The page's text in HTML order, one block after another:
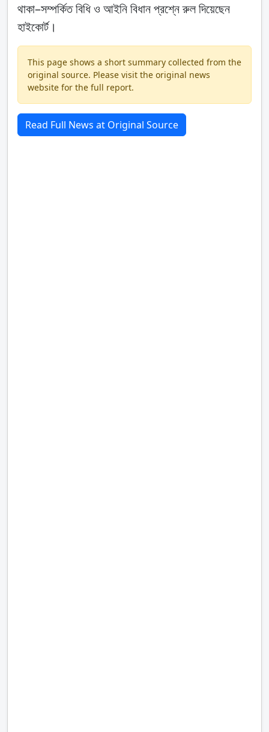
থাকা–সম্পর্কিত বিধি ও আইনি বিধান প্রশ্নে রুল দিয়েছেন
হাইকোর্ট।
This page shows a short summary collected from the
original source. Please visit the original news
website for the full report.
Read Full News at Original Source